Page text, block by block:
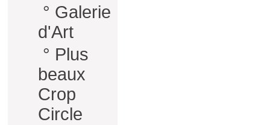
° Galerie
d'Art
° Plus
beaux
Crop
Circle